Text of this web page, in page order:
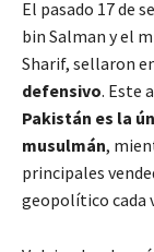
El pasado 17 de
bin Salman y el
Sharif, sellaron
defensivo. Este
Pakistán es la
musulmán,
principales
geopolítico cada